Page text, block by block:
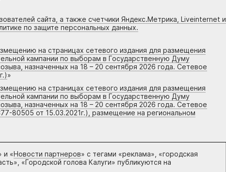
сайта, а также счетчики Яндекс.Метрика, Liveinternet и
по защите персональных данных.
на страницах сетевого издания для размещения
кампании по выборам в Государственную Думу
назначенных на 18 – 20 сентября 2026 года. Сетевое
»
на страницах сетевого издания для размещения
кампании по выборам в Государственную Думу
назначенных на 18 – 20 сентября 2026 года. Сетевое
80505 от 15.03.2021г.), размещение на региональном
и «Новости партнеров» с тегами «реклама», «городская
«Городской голова Калуги» публикуются на